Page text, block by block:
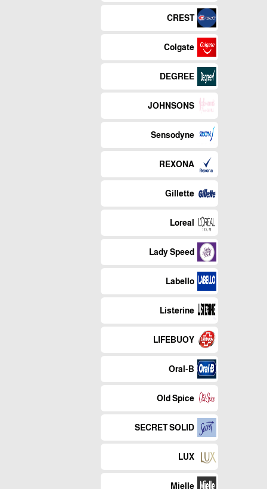
CREST
Colgate
DEGREE
JOHNSONS
Sensodyne
REXONA
Gillette
Loreal
Lady Speed
Labello
Listerine
LIFEBUOY
Oral-B
Old Spice
SECRET SOLID
LUX
Mielle